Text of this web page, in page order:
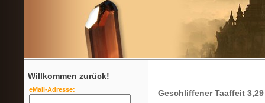
Willkommen zurück!
eMail-Adresse: Geschliffener Taaffeit